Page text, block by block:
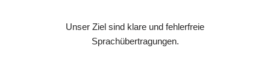
Unser Ziel sind klare und fehlerfreie
Sprachübertragungen.